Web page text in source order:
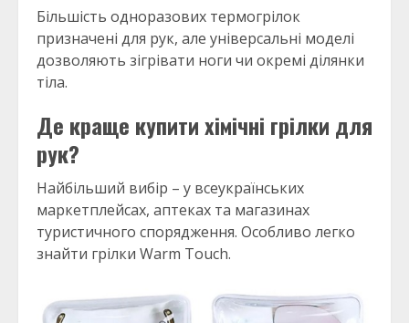
Більшість одноразових термогрілок
призначені для рук, але універсальні моделі
дозволяють зігрівати ноги чи окремі ділянки
тіла.
Де краще купити хімічні грілки для
рук?
Найбільший вибір – у всеукраїнських
маркетплейсах, аптеках та магазинах
туристичного спорядження. Особливо легко
знайти грілки Warm Touch.